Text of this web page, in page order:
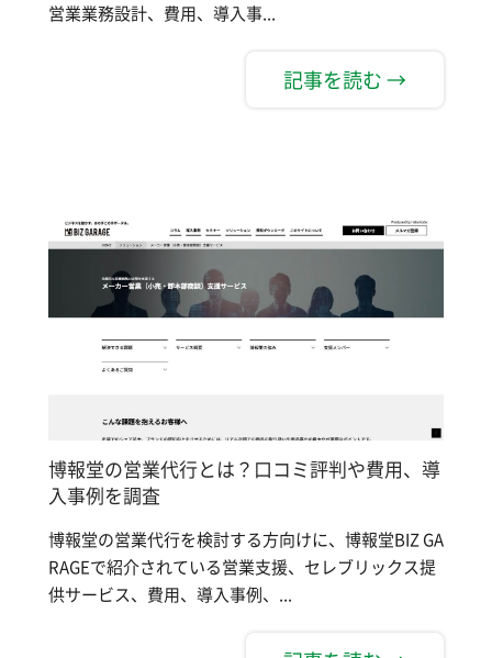
営業業務設計、費用、導入事...
記事を読む →
博報堂の営業代行とは？口コミ評判や費用、導
入事例を調査
博報堂の営業代行を検討する方向けに、博報堂BIZ GA
RAGEで紹介されている営業支援、セレブリックス提
供サービス、費用、導入事例、...